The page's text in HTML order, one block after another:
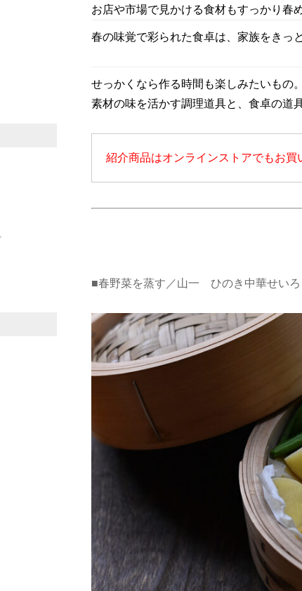
お店や市場で見かける食材もすっかり春
春の味覚で彩られた食卓は、家族をきっ
せっかくなら作る時間も楽しみたいもの。
素材の味を活かす調理道具と、食卓の道
紹介商品はオンラインストアでもお
■春野菜を蒸す／山一 ひのき中華せいろ